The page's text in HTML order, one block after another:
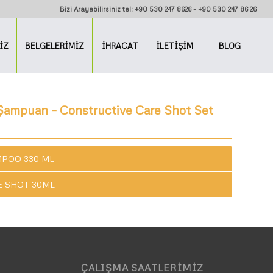
Bizi Arayabilirsiniz tel: +90 530 247 8626 - +90 530 247 86 26
BELGELERİMİZ İHRACAT İLETİŞİM BLOG
– Constructive Care Shot Set
330 ML
SHOT 30ML
ÇALIŞMA SAATLERIMIZ